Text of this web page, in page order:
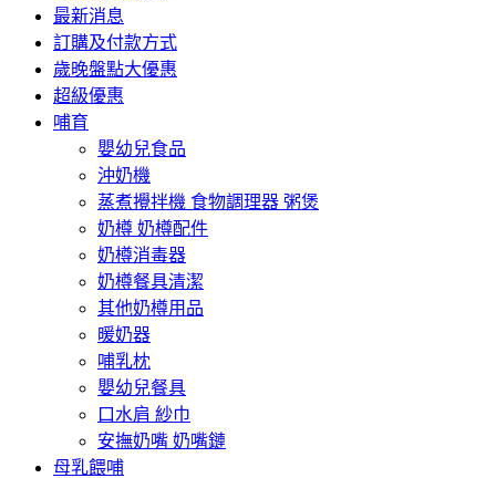
最新消息
訂購及付款方式
歲晚盤點大優惠
超級優惠
哺育
嬰幼兒食品
沖奶機
蒸煮攪拌機 食物調理器 粥煲
奶樽 奶樽配件
奶樽消毒器
奶樽餐具清潔
其他奶樽用品
暖奶器
哺乳枕
嬰幼兒餐具
口水肩 紗巾
安撫奶嘴 奶嘴鏈
母乳餵哺